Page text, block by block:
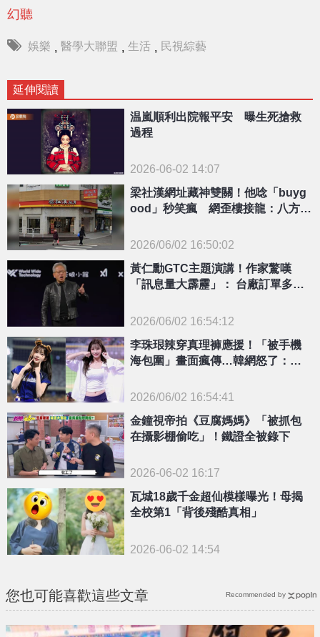
幻聽
娛樂 , 醫學大聯盟 , 生活 , 民視綜藝
延伸閱讀
温嵐順利出院報平安 曝生死搶救
過程
2026-06-02 14:07
{PLAYICON}
梁社漢網址藏神雙關！他唸「buyg
ood」秒笑瘋 網歪樓接龍：八方叫
2026/06/02 16:50:02
{PLAYICON}
黃仁勳GTC主題演講！作家驚嘆
「訊息量大霹靂」： 台廠訂單多到
2026/06/02 16:54:12
{PLAYICON}
李珠珢辣穿真理褲應援！「被手機
海包圍」畫面瘋傳…韓網怒了：女
2026/06/02 16:54:41
金鐘視帝拍《豆腐媽媽》「被抓包
在攝影棚偷吃」！鐵證全被錄下
2026-06-02 16:17
瓦城18歲千金超仙模樣曝光！母揭
全校第1「背後殘酷真相」
2026-06-02 14:54
您也可能喜歡這些文章 Recommended by